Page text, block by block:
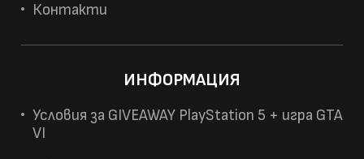
Контакти
ИНФОРМАЦИЯ
Условия за GIVEAWAY PlayStation 5 + игра GTA
VI